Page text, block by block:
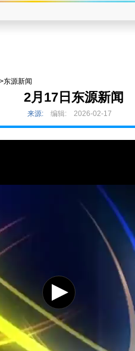
东源新闻
2月17日东源新闻
来源: 编辑: 2026-02-17